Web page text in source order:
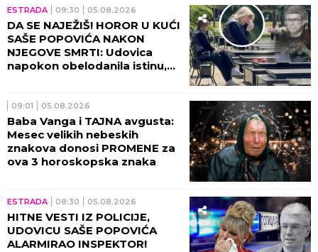
ESTRADA 09:30 05.08.2026
DA SE NAJEŽIŠ! HOROR U KUĆI
SAŠE POPOVIĆA NAKON
NJEGOVE SMRTI: Udovica
napokon obelodanila istinu,
09:01 05.08.2026
Baba Vanga i TAJNA avgusta:
Mesec velikih nebeskih
znakova donosi PROMENE za
ova 3 horoskopska znaka
ESTRADA 08:30 05.08.2026
HITNE VESTI IZ POLICIJE,
UDOVICU SAŠE POPOVIĆA
ALARMIRAO INSPEKTOR!